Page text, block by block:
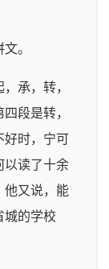
。
承，转，
段是转，
好时，宁可
以读了十余
他又说，能
城的学校